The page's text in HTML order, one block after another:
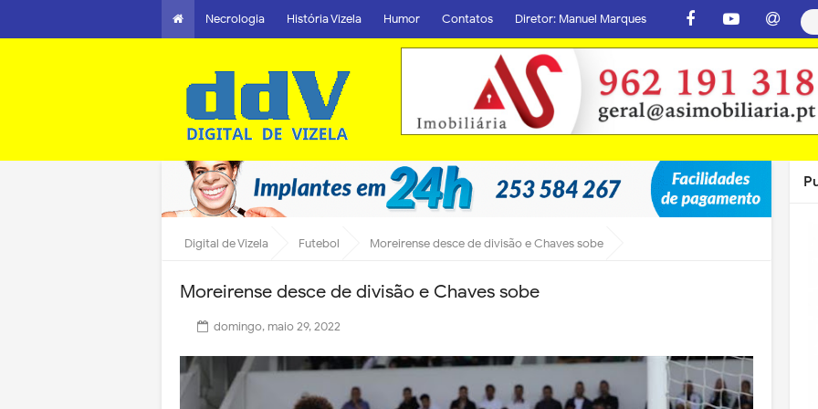
Necrologia História Vizela Humor Contatos Diretor: Manuel Marques
Digital de Vizela Futebol Moreirense desce de divisão e Chaves sobe
Moreirense desce de divisão e Chaves sobe
domingo, maio 29, 2022